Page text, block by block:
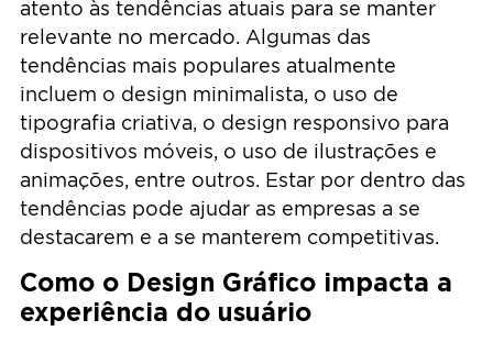
atento às tendências atuais para se manter
relevante no mercado. Algumas das
tendências mais populares atualmente
incluem o design minimalista, o uso de
tipografia criativa, o design responsivo para
dispositivos móveis, o uso de ilustrações e
animações, entre outros. Estar por dentro das
tendências pode ajudar as empresas a se
destacarem e a se manterem competitivas.
Como o Design Gráfico impacta a
experiência do usuário